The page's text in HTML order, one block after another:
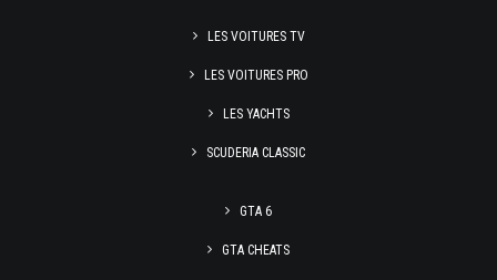
LES VOITURES TV
LES VOITURES PRO
LES YACHTS
SCUDERIA CLASSIC
GTA 6
GTA CHEATS